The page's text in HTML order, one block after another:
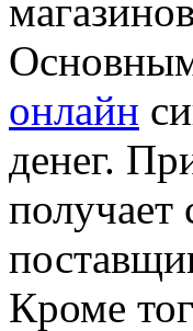
онлайн
денег.
получает
Кроме